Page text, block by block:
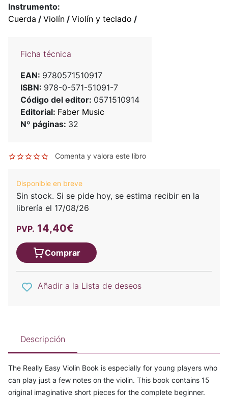
Instrumento:
Cuerda / Violín / Violín y teclado /
Ficha técnica
EAN: 9780571510917
ISBN: 978-0-571-51091-7
Código del editor: 0571510914
Editorial: Faber Music
Nº páginas: 32
Comenta y valora este libro
Disponible en breve
Sin stock. Si se pide hoy, se estima recibir en la
librería el 17/08/26
PVP. 14,40€
Comprar
Añadir a la Lista de deseos
Descripción
The Really Easy Violin Book is especially for young players who
can play just a few notes on the violin. This book contains 15
original imaginative short pieces for the complete beginner.